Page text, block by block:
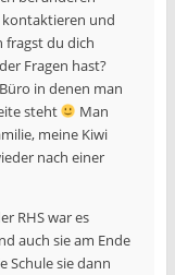
kontaktieren und
fragst du dich
Fragen hast?
in denen man
steht
Man
meine Kiwi
nach einer
RHS war es
auch sie am Ende
Schule sie dann